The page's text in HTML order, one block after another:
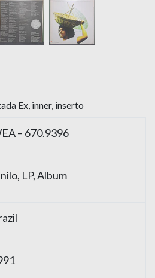
Ex, inner, inserto
– 670.9396
, LP, Album